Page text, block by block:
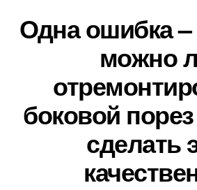
Одна ошибка –
можно
боковой
сделать